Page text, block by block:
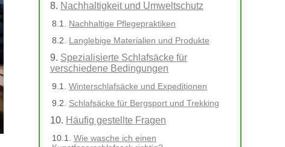
Nachhaltigkeit und Umweltschutz
Nachhaltige Pflegepraktiken
Langlebige Materialien und Produkte
Spezialisierte Schlafsäcke für
verschiedene Bedingungen
Winterschlafsäcke und Expeditionen
Schlafsäcke für Bergsport und Trekking
Häufig gestellte Fragen
Wie wasche ich einen